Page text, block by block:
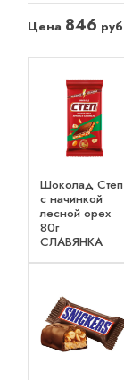
Цена 846 руб
Шоколад Степ
с начинкой
лесной орех
80г
СЛАВЯНКА